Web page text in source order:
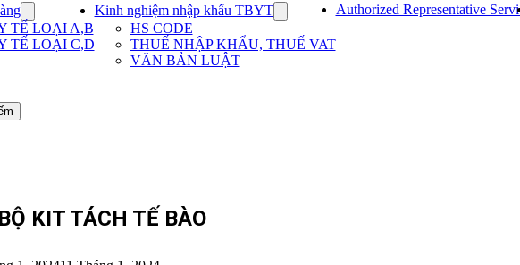
submenu
for
Thủ
TẾ LOẠI A,B
TẾ LOẠI C,D
Kinh nghiệm nhập khẩu TBYT
submenu
for
Kinh
HS CODE
THUẾ NHẬP KHẨU, THUẾ VAT
VĂN BẢN LUẬT
Authorized Representative
KIT TÁCH TẾ BÀO